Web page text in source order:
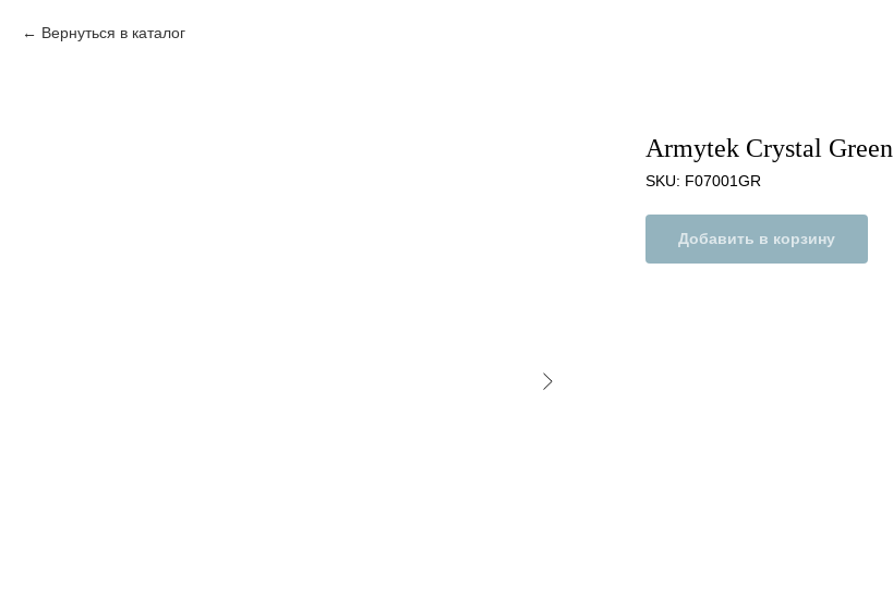
Вернуться в каталог
Armytek Crystal Green
SKU: F07001GR
Добавить в корзину